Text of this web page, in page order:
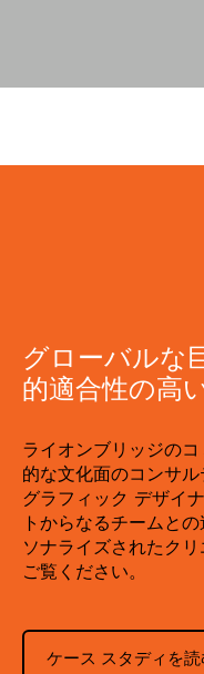
グローバルな
的適合性の高
ライオンブリッジの
的な文化面のコンサ
グラフィック デザイ
トからなるチームと
ソナライズされたク
ご覧ください。
ケース スタディを